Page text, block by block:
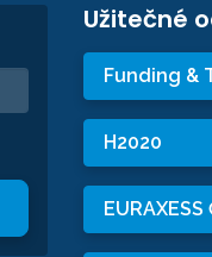
Užitečné
Funding &
H2020
EURAXESS